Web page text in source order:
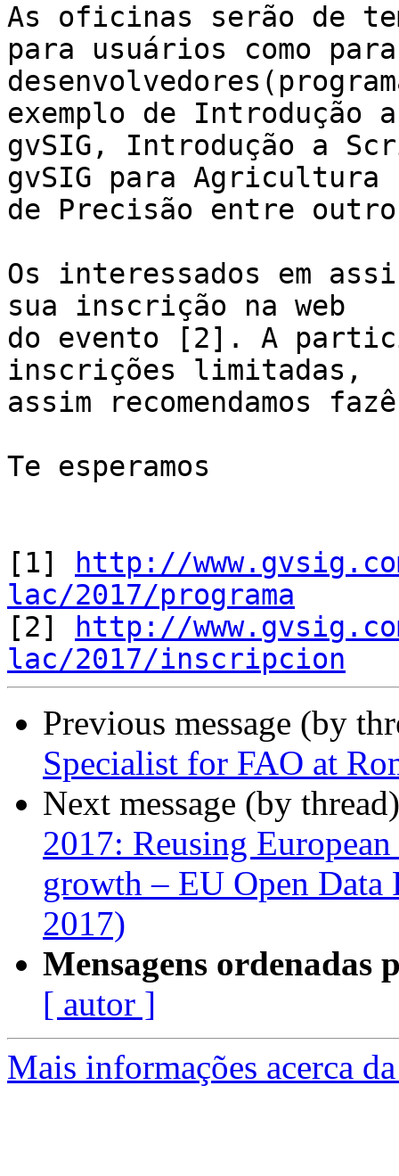
As oficinas serão de
para usuários como
exemplo de Introdução
gvSIG, Introdução a
gvSIG para Agricultura
de Precisão entre
Os interessados em
sua inscrição na web
do evento [2]. A
inscrições limitadas,
assim recomendamos
Te esperamos
[1]
http://
lac/2017/programa
[2]
http://
lac/2017/inscripcion
Previous message (by
Specialist for FAO at
Next message (by
2017: Reusing
growth – EU Open Data
2017)
Mensagens ordenadas
[ autor ]
Mais informações acerca